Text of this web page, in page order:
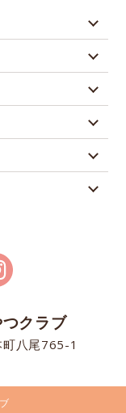
クラブ
八尾765-1